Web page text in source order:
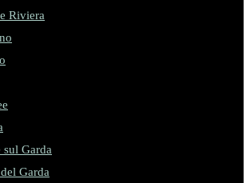
Riviera
Garda
Garda